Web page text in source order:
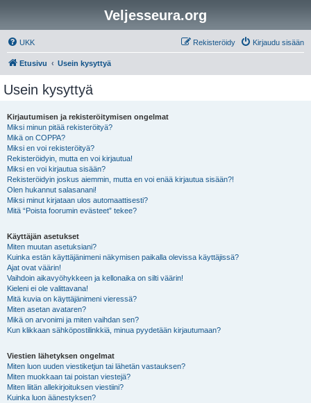
Veljesseura.org
UKK Kirjaudu sisään
Rekisteröidy
Etusivu Usein kysyttyä
Usein kysyttyä
Kirjautumisen ja rekisteröitymisen ongelmat
Miksi minun pitää rekisteröityä?
Mikä on COPPA?
Miksi en voi rekisteröityä?
Rekisteröidyin, mutta en voi kirjautua!
Miksi en voi kirjautua sisään?
Rekisteröidyin joskus aiemmin, mutta en voi enää kirjautua sisään?!
Olen hukannut salasanani!
Miksi minut kirjataan ulos automaattisesti?
Mitä “Poista foorumin evästeet” tekee?
Käyttäjän asetukset
Miten muutan asetuksiani?
Kuinka estän käyttäjänimeni näkymisen paikalla olevissa käyttäjissä?
Ajat ovat väärin!
Vaihdoin aikavyöhykkeen ja kellonaika on silti väärin!
Kieleni ei ole valittavana!
Mitä kuvia on käyttäjänimeni vieressä?
Miten asetan avataren?
Mikä on arvonimi ja miten vaihdan sen?
Kun klikkaan sähköpostilinkkiä, minua pyydetään kirjautumaan?
Viestien lähetyksen ongelmat
Miten luon uuden viestiketjun tai lähetän vastauksen?
Miten muokkaan tai poistan viestejä?
Miten liitän allekirjoituksen viestiini?
Kuinka luon äänestyksen?